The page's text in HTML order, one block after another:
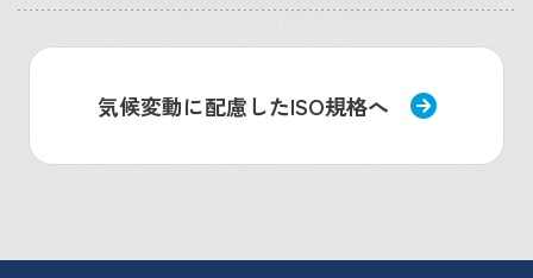
気候変動に配慮したISO規格へ